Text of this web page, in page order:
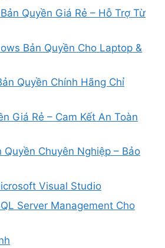
Quyền Giá Rẻ – Hỗ Trợ Từ
Bản Quyền Cho Laptop &
Quyền Chính Hãng Chỉ
Giá Rẻ – Cam Kết An Toàn
Quyền Chuyên Nghiệp – Bảo
Visual Studio
Server Management Cho